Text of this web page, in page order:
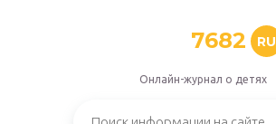
7682 RU
Онлайн-журнал о детях